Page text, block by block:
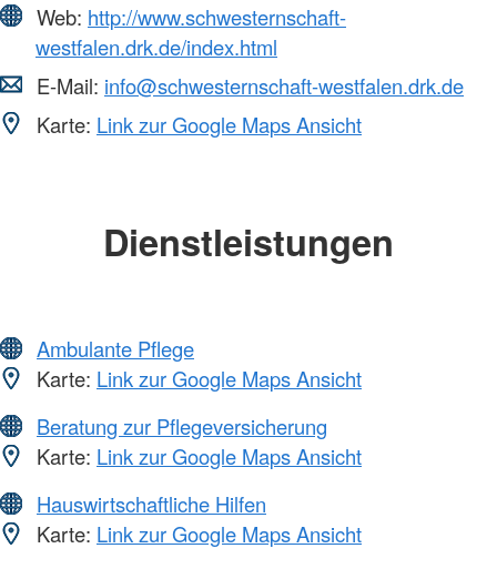
Web: http://www.schwesternschaft-
westfalen.drk.de/index.html
E-Mail: info@schwesternschaft-westfalen.drk.de
Karte: Link zur Google Maps Ansicht
Dienstleistungen
Ambulante Pflege
Karte: Link zur Google Maps Ansicht
Beratung zur Pflegeversicherung
Karte: Link zur Google Maps Ansicht
Hauswirtschaftliche Hilfen
Karte: Link zur Google Maps Ansicht